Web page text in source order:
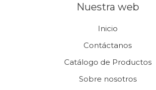
Nuestra web
Inicio
Contáctanos
Catálogo de Productos
Sobre nosotros